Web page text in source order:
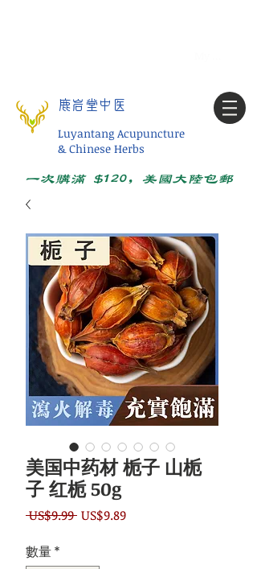
鹿岩堂中医
Luyantang Acupuncture
& Chinese Herbs
一次购满 $120，美国大陆包邮
美国中药材 栀子 山栀
子 红栀 50g
US$9.99 一US$9.89促
數量*